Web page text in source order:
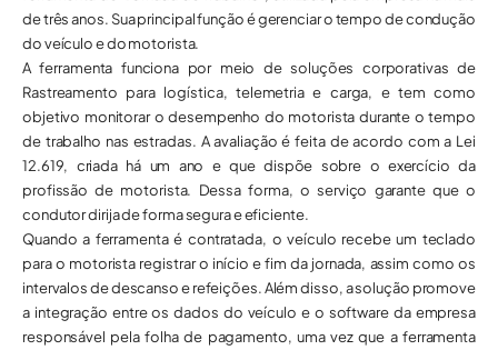
de três anos. Sua principal função é gerenciar o tempo de condução
do veículo e do motorista.
A ferramenta funciona por meio de soluções corporativas de
Rastreamento para logística, telemetria e carga, e tem como
objetivo monitorar o desempenho do motorista durante o tempo
de trabalho nas estradas. A avaliação é feita de acordo com a Lei
12.619, criada há um ano e que dispõe sobre o exercício da
profissão de motorista. Dessa forma, o serviço garante que o
condutor dirija de forma segura e eficiente.
Quando a ferramenta é contratada, o veículo recebe um teclado
para o motorista registrar o início e fim da jornada, assim como os
intervalos de descanso e refeições. Além disso, a solução promove
a integração entre os dados do veículo e o software da empresa
responsável pela folha de pagamento, uma vez que a ferramenta